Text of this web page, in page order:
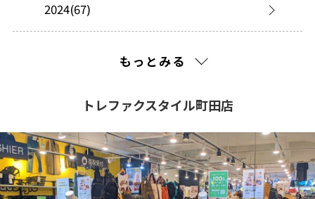
2024(67)
2021(150)
2020(322)
もっとみる
トレファクスタイル町田店